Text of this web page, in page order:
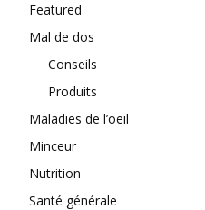
Featured
Mal de dos
Conseils
Produits
Maladies de l’oeil
Minceur
Nutrition
Santé générale